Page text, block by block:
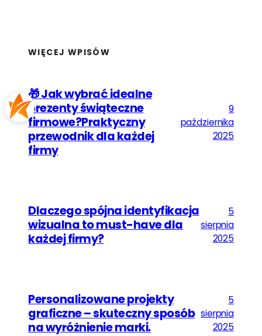
WIĘCEJ WPISÓW
🎁 Jak wybrać idealne
prezenty świąteczne
firmowe?Praktyczny
przewodnik dla każdej
firmy
9
października
2025
Dlaczego spójna identyfikacja
wizualna to must-have dla
każdej firmy?
5
sierpnia
2025
Personalizowane projekty
graficzne – skuteczny sposób
na wyróżnienie marki.
5
sierpnia
2025